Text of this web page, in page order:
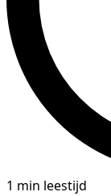
1 min leestijd